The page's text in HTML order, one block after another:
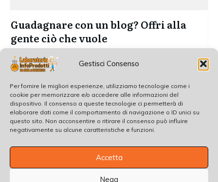
Gestisci Consenso
Per fornire le migliori esperienze, utilizziamo tecnologie come i
cookie per memorizzare e/o accedere alle informazioni del
dispositivo. Il consenso a queste tecnologie ci permetterà di
elaborare dati come il comportamento di navigazione o ID unici su
questo sito. Non acconsentire o ritirare il consenso può influire
negativamente su alcune caratteristiche e funzioni.
Accetta
Nega
Guadagnare con un blog? Offri alla
gente ciò che vuole
[Guadagnare con un blog? Offri alla gente ciò che vuole –
Articolo di Giacomo
...
Read More